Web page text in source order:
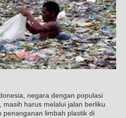
negara dengan populasi
harus melalui jalan berliku
penanganan limbah plastik di